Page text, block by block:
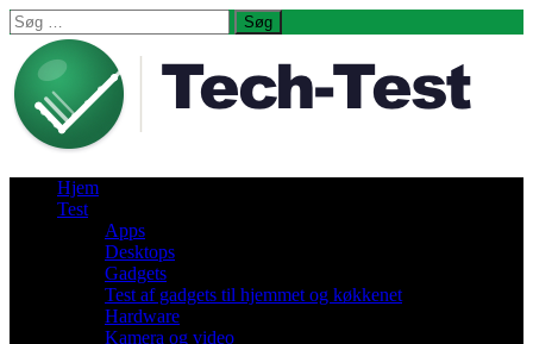
Søg
efter:
Hjem
Test
Apps
Desktops
Gadgets
Test af gadgets til hjemmet og køkkenet
Hardware
Kamera og video